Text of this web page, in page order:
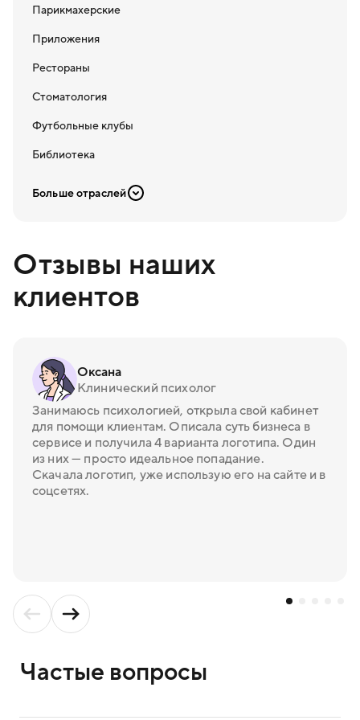
Парикмахерские
Приложения
Рестораны
Стоматология
Футбольные клубы
Библиотека
Больше отраслей
Отзывы наших
клиентов
Оксана
Клинический психолог
Занимаюсь психологией, открыла свой кабинет
для помощи клиентам. Описала суть бизнеса в
сервисе и получила 4 варианта логотипа. Один
из них — просто идеальное попадание.
Скачала логотип, уже использую его на сайте и в
соцсетях.
Частые вопросы